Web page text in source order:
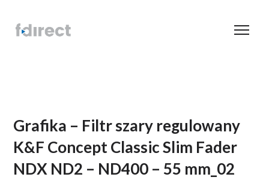
Grafika – Filtr szary regulowany
K&F Concept Classic Slim Fader
NDX ND2 – ND400 – 55 mm_02